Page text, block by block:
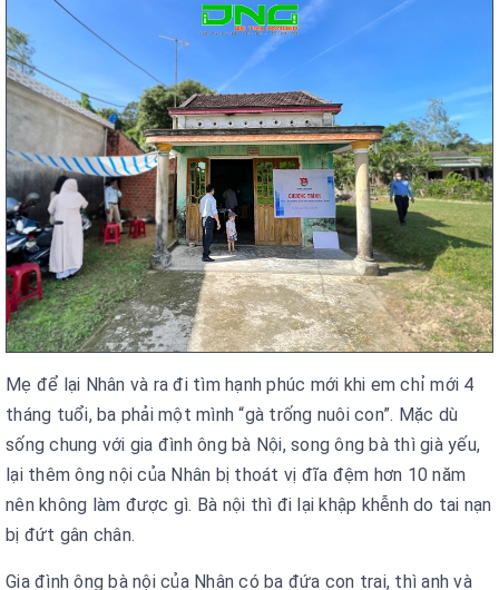
Mẹ để lại Nhân và ra đi tìm hạnh phúc mới khi em chỉ mới 4
tháng tuổi, ba phải một mình “gà trống nuôi con”. Mặc dù
sống chung với gia đình ông bà Nội, song ông bà thì già yếu,
lại thêm ông nội của Nhân bị thoát vị đĩa đệm hơn 10 năm
nên không làm được gì. Bà nội thì đi lại khập khễnh do tai nạn
bị đứt gân chân.
Gia đình ông bà nội của Nhân có ba đứa con trai, thì anh và